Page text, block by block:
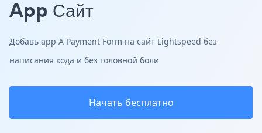
App Сайт
Добавь app A Payment Form на сайт Lightspeed без
написания кода и без головной боли
Начать бесплатно